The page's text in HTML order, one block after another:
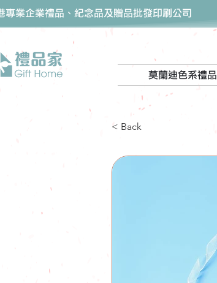
專業企業禮品、紀念品及贈品批發印刷公司
莫蘭迪色系禮品
< Back